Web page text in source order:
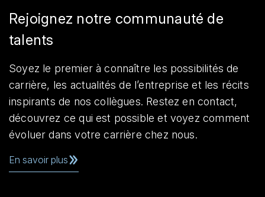
Rejoignez notre communauté de
talents
Soyez le premier à connaître les possibilités de
carrière, les actualités de l’entreprise et les récits
inspirants de nos collègues. Restez en contact,
découvrez ce qui est possible et voyez comment
évoluer dans votre carrière chez nous.
En savoir plus